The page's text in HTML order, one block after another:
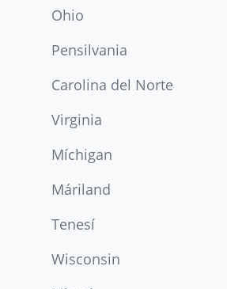
Ohio
Pensilvania
Carolina del Norte
Virginia
Míchigan
Máriland
Tenesí
Wisconsin